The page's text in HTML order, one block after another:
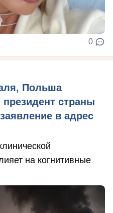
0
Польша
страны
в адрес
на когнитивные